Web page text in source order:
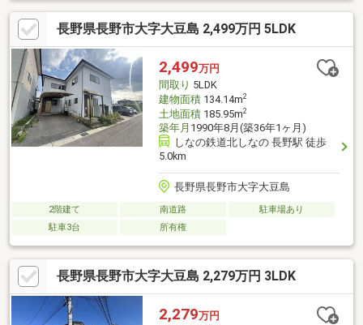
長野県長野市大字大豆島 2,499万円 5LDK
2,499万円
間取り 5LDK
建物面積134.14m2
土地面積185.95m2
築年月 1990年8月(築36年1ヶ月)
しなの鉄道北しなの 長野駅 徒歩
5.0km
長野県長野市大字大豆島
2階建て 南道路
駐車場あり
駐車3台
所有権
長野県長野市大字大豆島 2,279万円 3LDK
2,279万円